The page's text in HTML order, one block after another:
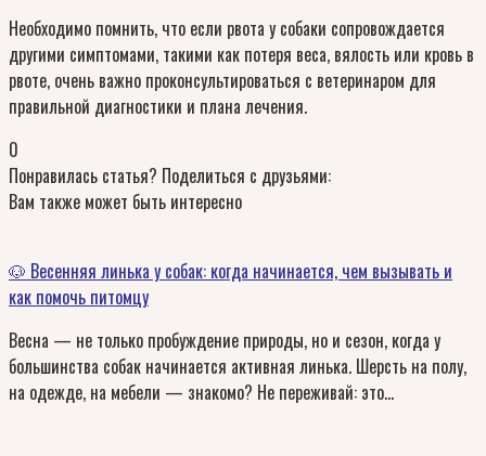
Необходимо помнить, что если рвота у собаки сопровождается
другими симптомами, такими как потеря веса, вялость или кровь в
рвоте, очень важно проконсультироваться с ветеринаром для
правильной диагностики и плана лечения.
0
Понравилась статья? Поделиться с друзьями:
Вам также может быть интересно
🐶 Весенняя линька у собак: когда начинается, чем вызывать и
как помочь питомцу
Весна — не только пробуждение природы, но и сезон, когда у
большинства собак начинается активная линька. Шерсть на полу,
на одежде, на мебели — знакомо? Не переживай: это…